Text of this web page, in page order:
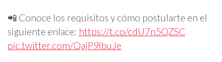
📲 Conoce los requisitos y cómo postularte en el
siguiente enlace: https://t.co/cdU7n5QZSC
pic.twitter.com/QajP9lbuJe